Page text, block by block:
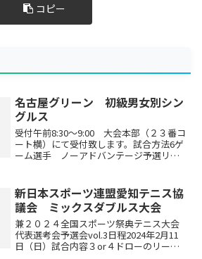
コピー
名古屋グリーン 初級男女別シン
グルス
受付午前8:30～9:00 大会本部（２３番コ
ート横）にて受付致します。試合方法6ゲ
ーム選手 ノーアドバンテージ予選リー
ます4試合以上できる形式になっていま
す!!（参加...
新日本スポーツ連盟愛知テニス協
議会 ミックスダブルス大会
兼２０２４全国スポーツ祭典テニス大会
代表選考会予選会vol.3日程2024年2月11
日（日）試合内容３or４ドローのリーグ